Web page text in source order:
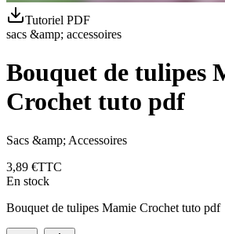
Tutoriel PDF
sacs &amp; accessoires
Bouquet de tulipes
Crochet tuto pdf
Sacs &amp; Accessoires
3,89 €TTC
En stock
Bouquet de tulipes Mamie Crochet tuto pdf